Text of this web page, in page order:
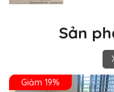
Sản
Giảm 19%